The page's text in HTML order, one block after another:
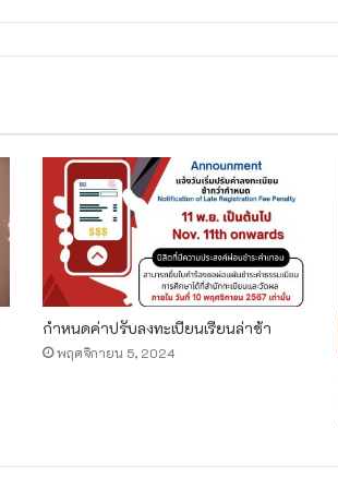
กำหนดค่าปรับลงทะเบียนเรียนล่าช้า
พฤศจิกายน 5, 2024